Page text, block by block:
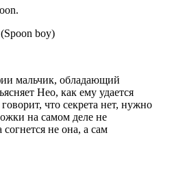
boy)
мальчик, обладающий
Нео, как ему удается
что секрета нет, нужно
на самом деле не
согнется не она, а сам